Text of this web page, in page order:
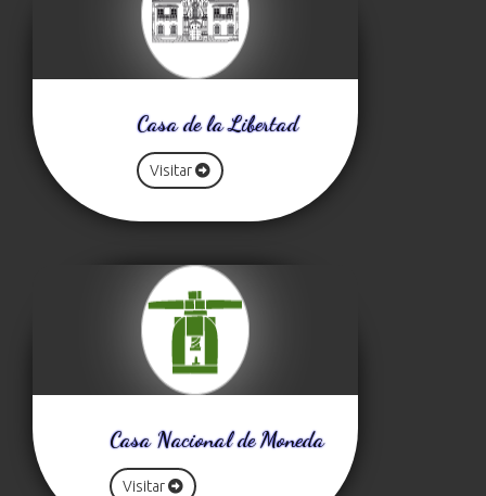
Casa de la Libertad
Visitar
Casa Nacional de Moneda
Visitar